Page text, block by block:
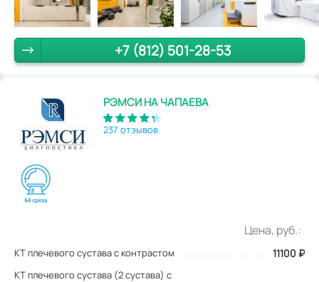
+7 (812) 501-28-53
РЭМСИ НА ЧАПАЕВА
237 отзывов
Цена, руб.:
КТ плечевого сустава с контрастом 11100 ₽
КТ плечевого сустава (2 сустава) с